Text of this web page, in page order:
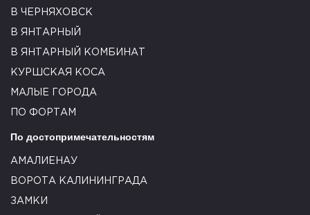
В ЧЕРНЯХОВСК
В ЯНТАРНЫЙ
В ЯНТАРНЫЙ КОМБИНАТ
КУРШСКАЯ КОСА
МАЛЫЕ ГОРОДА
ПО ФОРТАМ
По достопримечательностям
АМАЛИЕНАУ
ВОРОТА КАЛИНИНГРАДА
ЗАМКИ